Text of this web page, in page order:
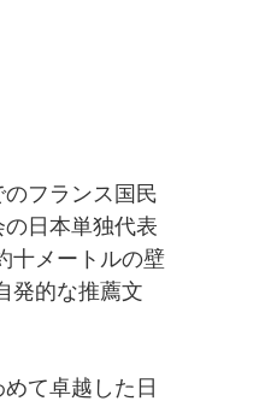
フランス国民
日本単独代表
十メートルの壁
発的な推薦文
て卓越した日